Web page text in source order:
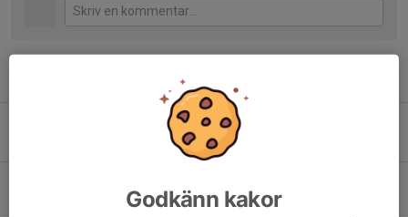
Domarutbildning för spelare
29 sep 2022 0
Godkänn kakor